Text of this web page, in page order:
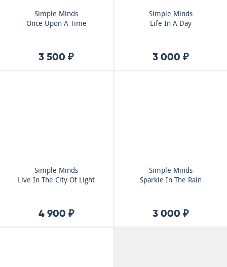
Simple Minds
Once Upon A Time
3 500 ₽
Simple Minds
Life In A Day
3 000 ₽
Simple Minds
Live In The City Of Light
4 900 ₽
Simple Minds
Sparkle In The Rain
3 000 ₽